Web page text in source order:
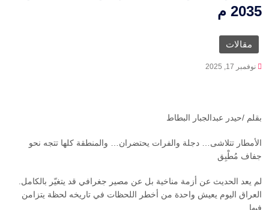
2035 م
مقالات
نوفمبر 17, 2025
بقلم /حيدر عبدالجبار البطاط
الأمطار تتلاشى… دجلة والفرات يحتضران… والمنطقة كلها تتجه نحو
جفاف مُطْبِق
لم يعد الحديث عن أزمة مناخية بل عن مصير جغرافي قد يتغيّر بالكامل.
العراق اليوم يعيش واحدة من أخطر اللحظات في تاريخه لحظة يتزامن
فيها